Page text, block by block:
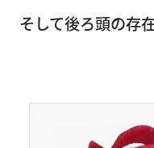
そして後ろ頭の存